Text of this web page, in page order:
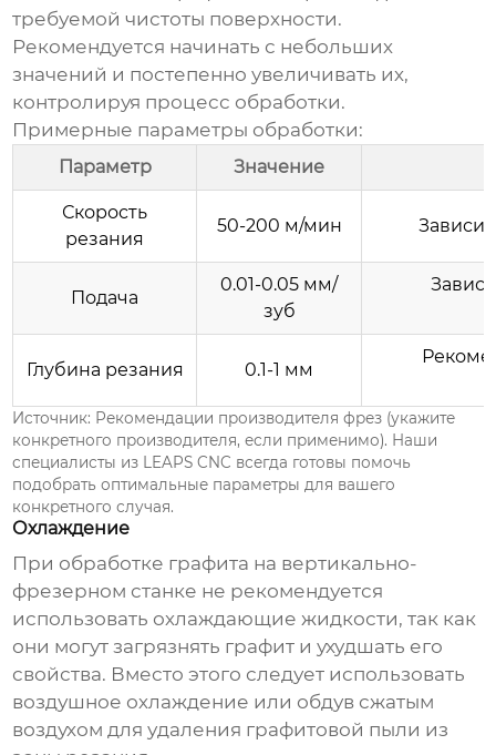
требуемой чистоты поверхности.
Рекомендуется начинать с небольших
значений и постепенно увеличивать их,
контролируя процесс обработки.
Примерные параметры обработки:
Параметр Значение
Скорость
резания
50-200 м/мин
Подача
0.01-0.05 мм/
зуб
Глубина резания 0.1-1 мм
Источник: Рекомендации производителя фрез (укажите
конкретного производителя, если применимо). Наши
специалисты из LEAPS CNC всегда готовы помочь
подобрать оптимальные параметры для вашего
конкретного случая.
Охлаждение
При обработке графита на вертикально-
фрезерном станке не рекомендуется
использовать охлаждающие жидкости, так как
они могут загрязнять графит и ухудшать его
свойства. Вместо этого следует использовать
воздушное охлаждение или обдув сжатым
воздухом для удаления графитовой пыли из